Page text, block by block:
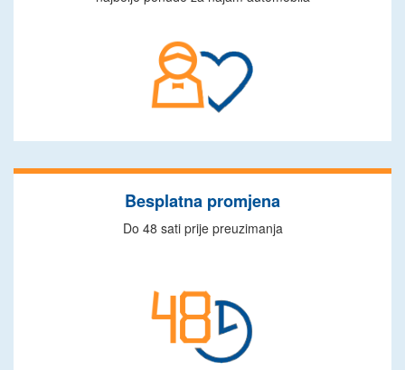
Besplatna promjena
Do 48 sati prije preuzimanja